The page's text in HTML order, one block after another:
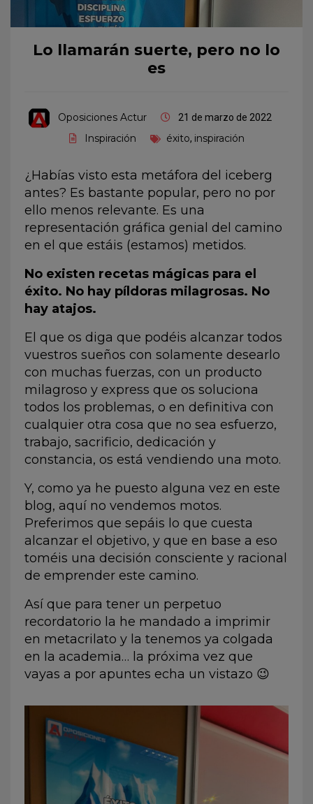
Lo llamarán suerte, pero no lo
es
Oposiciones Actur 21 de marzo de 2022
Inspiración éxito, inspiración
¿Habías visto esta metáfora del iceberg
antes? Es bastante popular, pero no por
ello menos relevante. Es una
representación gráfica genial del camino
en el que estáis (estamos) metidos.
No existen recetas mágicas para el
éxito. No hay píldoras milagrosas. No
hay atajos.
El que os diga que podéis alcanzar todos
vuestros sueños con solamente desearlo
con muchas fuerzas, con un producto
milagroso y express que os soluciona
todos los problemas, o en definitiva con
cualquier otra cosa que no sea esfuerzo,
trabajo, sacrificio, dedicación y
constancia, os está vendiendo una moto.
Y, como ya he puesto alguna vez en este
blog, aquí no vendemos motos.
Preferimos que sepáis lo que cuesta
alcanzar el objetivo, y que en base a eso
toméis una decisión consciente y racional
de emprender este camino.
Así que para tener un perpetuo
recordatorio la he mandado a imprimir
en metacrilato y la tenemos ya colgada
en la academia… la próxima vez que
vayas a por apuntes echa un vistazo 😉